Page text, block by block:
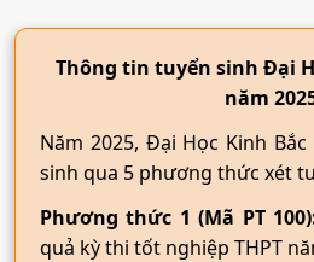
Thông tin tuyển sinh Đại
năm
Năm 2025, Đại Học Kinh
sinh qua 5 phương thức xét
Phương thức 1 (Mã PT
quả kỳ thi tốt nghiệp THPT